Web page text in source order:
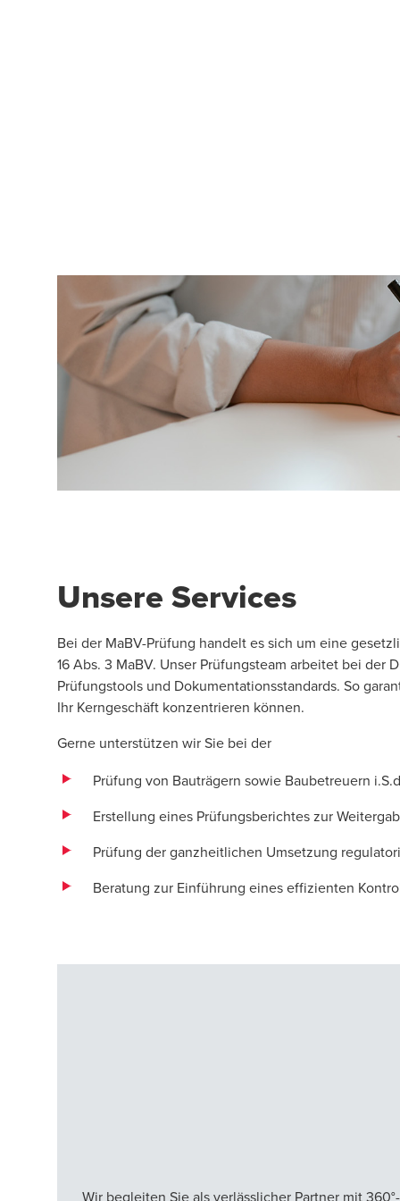
Unsere Services
Bei der MaBV-Prüfung handelt es sich um eine
16 Abs. 3 MaBV. Unser Prüfungsteam arbeitet bei
Prüfungstools und Dokumentationsstandards. So
Ihr Kerngeschäft konzentrieren können.
Gerne unterstützen wir Sie bei der
Prüfung von Bauträgern sowie Baubetreuern
Erstellung eines Prüfungsberichtes zur
Prüfung der ganzheitlichen Umsetzung
Beratung zur Einführung eines effizienten
Wir begleiten Sie als verlässlicher Partner mit